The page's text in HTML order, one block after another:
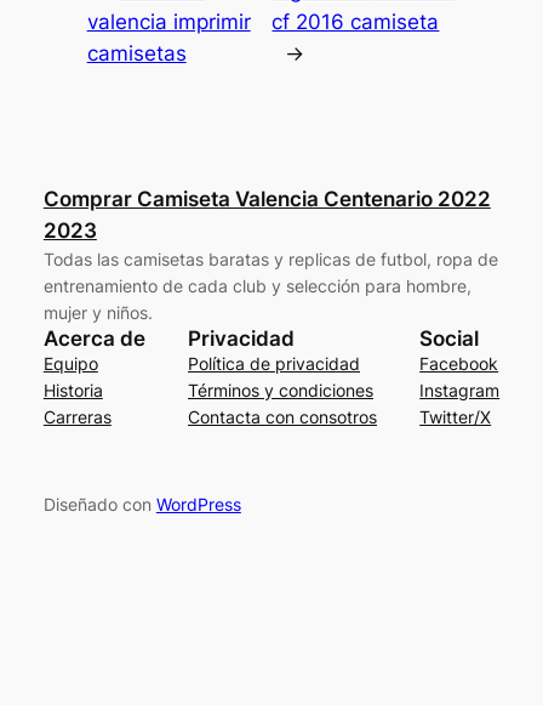
valencia imprimir
camisetas
cf 2016 camiseta
→
Comprar Camiseta Valencia Centenario 2022
2023
Todas las camisetas baratas y replicas de futbol, ropa de
entrenamiento de cada club y selección para hombre,
mujer y niños.
Acerca de
Equipo
Historia
Carreras
Privacidad
Política de privacidad
Términos y condiciones
Contacta con consotros
Social
Facebook
Instagram
Twitter/X
Diseñado con WordPress